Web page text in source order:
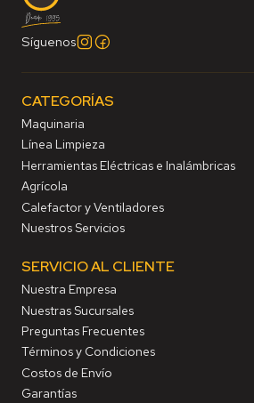
Síguenos
CATEGORÍAS
Maquinaria
Línea Limpieza
Herramientas Eléctricas e Inalámbricas
Agrícola
Calefactor y Ventiladores
Nuestros Servicios
SERVICIO AL CLIENTE
Nuestra Empresa
Nuestras Sucursales
Preguntas Frecuentes
Términos y Condiciones
Costos de Envío
Garantías